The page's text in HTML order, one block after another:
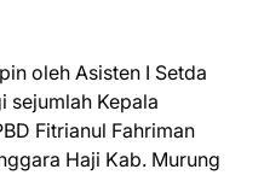
oleh Asisten I Setda
sejumlah Kepala
Fitrianul Fahriman
Haji Kab. Murung